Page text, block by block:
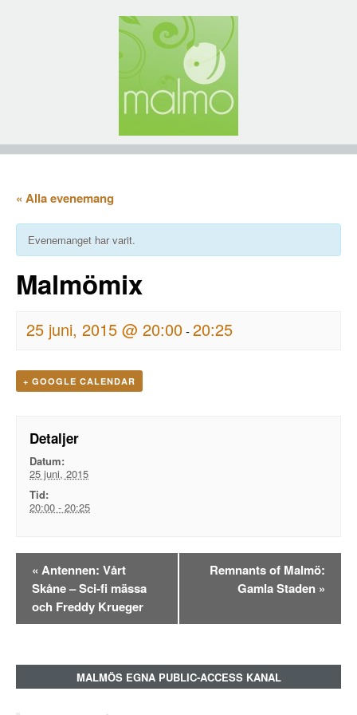
« Alla evenemang
Evenemanget har varit.
Malmömix
25 juni, 2015 @ 20:00-20:25
+ GOOGLE CALENDAR
Detaljer
Datum:
25 juni, 2015
Tid:
20:00 - 20:25
Evenemangsnavigation
« Antennen: Vårt
Skåne – Sci-fi mässa
och Freddy Krueger
Remnants of Malmö:
Gamla Staden »
MALMÖS EGNA PUBLIC-ACCESS KANAL